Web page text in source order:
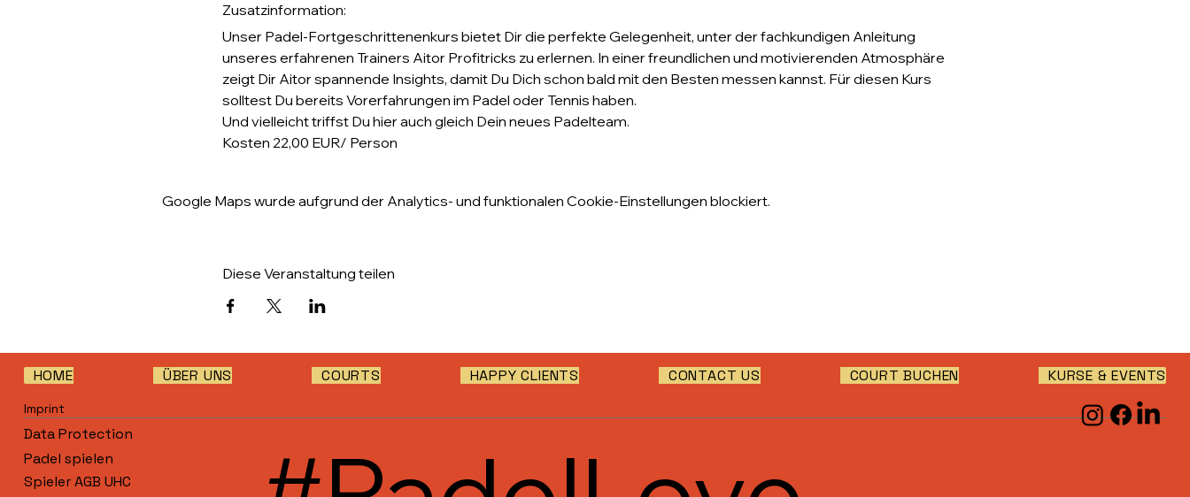
Zusatzinformation:
Unser Padel-Fortgeschrittenenkurs bietet Dir die perfekte Gelegenheit, unter der fachkundigen Anleitung
unseres erfahrenen Trainers Aitor Profitricks zu erlernen. In einer freundlichen und motivierenden Atmosphäre
zeigt Dir Aitor spannende Insights, damit Du Dich schon bald mit den Besten messen kannst. Für diesen Kurs
solltest Du bereits Vorerfahrungen im Padel oder Tennis haben.
Und vielleicht triffst Du hier auch gleich Dein neues Padelteam.
Kosten 22,00 EUR/ Person
Google Maps wurde aufgrund der Analytics- und funktionalen Cookie-Einstellungen blockiert.
Diese Veranstaltung teilen
Imprint
Data Protection
Padel spielen
Spieler AGB UHC
HOME ÜBER UNS COURTS HAPPY CLIENTS CONTACT US COURT BUCHEN KURSE & EVENTS